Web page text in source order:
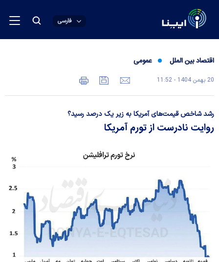
فارسی
اقتصاد بین الملل عمومی
20 بهمن 1404 - 11:52
رشد شاخص قیمت‌های آمریکا به زیر یک درصد رسید؟
روایت نادرست از تورم آمریکا